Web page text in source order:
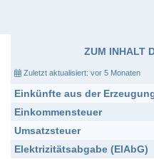
ZUM INHALT
Zuletzt aktualisiert: vor 5 Monaten
Einkünfte aus der
Einkommensteuer
Umsatzsteuer
Elektrizitätsabgabe (ElAbG)